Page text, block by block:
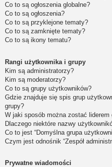
Co to są ogłoszenia globalne?
Co to są ogłoszenia?
Co to są przyklejone tematy?
Co to są zamknięte tematy?
Co to są ikony tematu?
Rangi użytkownika i grupy
Kim są administratorzy?
Kim są moderatorzy?
Co to są grupy użytkowników?
Gdzie znajduje się spis grup
grupy?
W jaki sposób można zostać liderem
Dlaczego niektóre nazwy
Co to jest “Domyślna grupa
Czym jest odnośnik “Zespół
Prywatne wiadomości